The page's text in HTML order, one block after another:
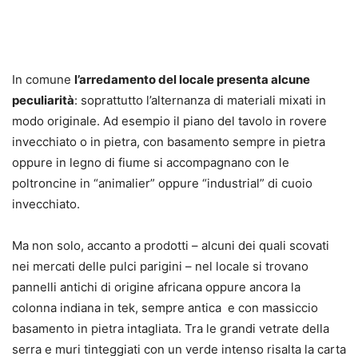
In comune l’arredamento del locale presenta alcune
peculiarità: soprattutto l’alternanza di materiali mixati in
modo originale. Ad esempio il piano del tavolo in rovere
invecchiato o in pietra, con basamento sempre in pietra
oppure in legno di fiume si accompagnano con le
poltroncine in “animalier” oppure “industrial” di cuoio
invecchiato.
Ma non solo, accanto a prodotti – alcuni dei quali scovati
nei mercati delle pulci parigini – nel locale si trovano
pannelli antichi di origine africana oppure ancora la
colonna indiana in tek, sempre antica e con massiccio
basamento in pietra intagliata. Tra le grandi vetrate della
serra e muri tinteggiati con un verde intenso risalta la carta